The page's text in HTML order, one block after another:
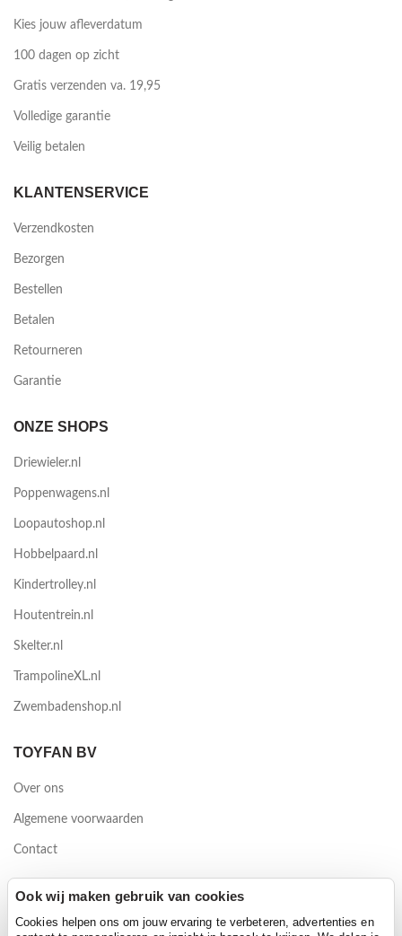
Kies jouw afleverdatum
100 dagen op zicht
Gratis verzenden va. 19,95
Volledige garantie
Veilig betalen
KLANTENSERVICE
Verzendkosten
Bezorgen
Bestellen
Betalen
Retourneren
Garantie
ONZE SHOPS
Driewieler.nl
Poppenwagens.nl
Loopautoshop.nl
Hobbelpaard.nl
Kindertrolley.nl
Houtentrein.nl
Skelter.nl
TrampolineXL.nl
Zwembadenshop.nl
TOYFAN BV
Over ons
Algemene voorwaarden
Contact
Waterwinweg 9
Ook wij maken gebruik van cookies
Cookies helpen ons om jouw ervaring te verbeteren, advertenties en